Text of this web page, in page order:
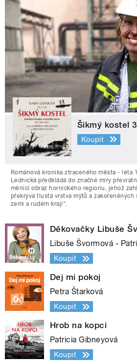
Šikmý kostel 3
Koupit
Románová kronika ztraceného města - léta
Lednická předkládá do značné míry
měnící obraz hornického regionu, jehož
překrývá tlustá vrstva mýtů a zakořeněných
zemi a rudém kraji“.
Děkovačky Libuše
Libuše Švormová -
Koupit
Dej mi pokoj
Petra Štarková
Koupit
Hrob na kopci
Patricia Gibneyová
Koupit